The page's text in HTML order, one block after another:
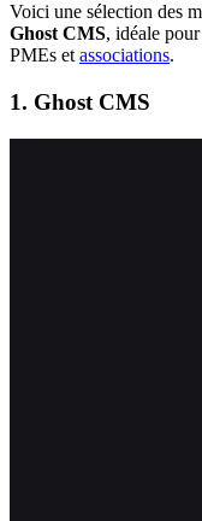
Voici une sélection des
Ghost CMS, idéale
PMEs et associations.
1. Ghost CMS